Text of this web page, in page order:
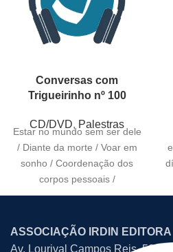
Conversas com
Trigueirinho nº 100
CD/DVD, Palestras
Estar no mundo sem ser dele
/ Diante da morte / Voar em
sonho / Coordenação dos
corpos pessoais /
ASSOCIAÇÃO IRDIN EDITORA
Av. Lourival Campos Reis, 507 –